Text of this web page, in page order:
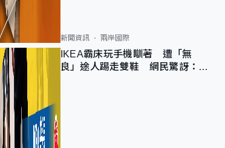
新聞資訊 兩岸國際
IKEA霸床玩手機瞓著 遭「無
良」途人踢走雙鞋 網民驚訝：冇